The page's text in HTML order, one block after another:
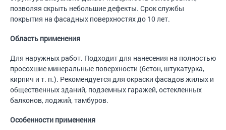
позволяя скрыть небольшие дефекты. Срок службы
покрытия на фасадных поверхностях до 10 лет.
Область применения
Для наружных работ. Подходит для нанесения на полностью
просохшие минеральные поверхности (бетон, штукатурка,
кирпич и т. п.). Рекомендуется для окраски фасадов жилых и
общественных зданий, подземных гаражей, остекленных
балконов, лоджий, тамбуров.
Особенности применения